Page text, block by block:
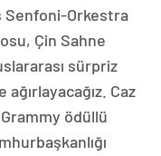
Orkestra
Çin Sahne
sürpriz
Caz
ödüllü